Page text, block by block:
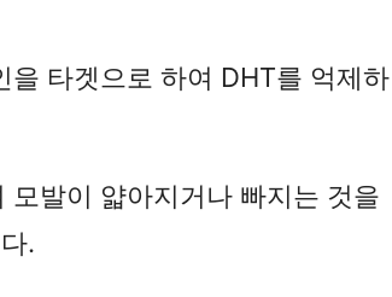
을 타겟으로 하여 DHT를 억제하
모발이 얇아지거나 빠지는 것을
.